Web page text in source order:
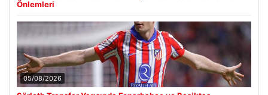
Önlemleri
05/08/2026